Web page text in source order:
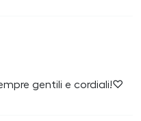
gentili e cordiali!♡